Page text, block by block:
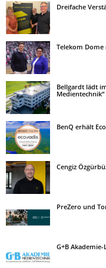
Dreifache
Telekom
Bellgardt lädt
Medientechnik“
BenQ erhält
Cengiz
PreZero und
G+B